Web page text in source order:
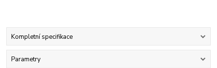
Kompletní specifikace
Parametry